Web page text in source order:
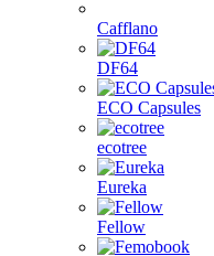
Cafflano
DF64
ECO Capsules
ecotree
Eureka
Fellow